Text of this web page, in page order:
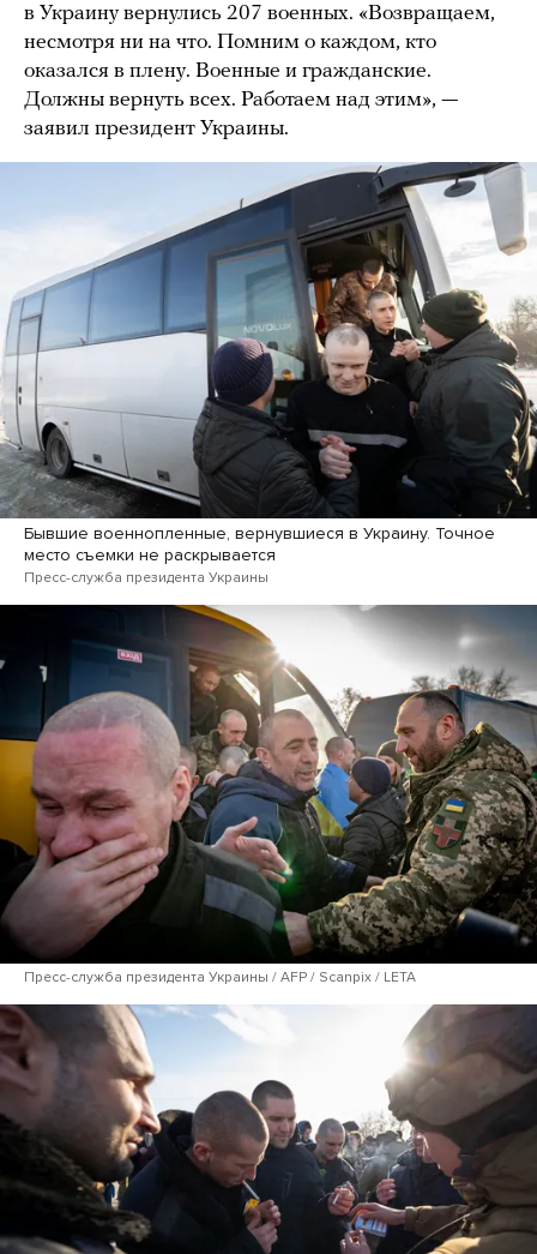
в Украину вернулись 207 военных. «Возвращаем,
несмотря ни на что. Помним о каждом, кто
оказался в плену. Военные и гражданские.
Должны вернуть всех. Работаем над этим», —
заявил президент Украины.
Бывшие военнопленные, вернувшиеся в Украину. Точное
место съемки не раскрывается
Пресс-служба президента Украины
Пресс-служба президента Украины / AFP / Scanpix / LETA